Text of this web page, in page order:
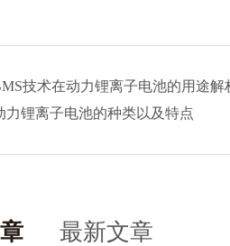
技术在动力锂离子电池的用途解
力锂离子电池的种类以及特点
最新文章